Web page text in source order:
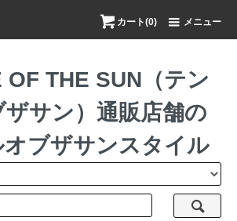
カート(0) メニュー
OF THE SUN（テン
サン）通販店舗の
ブザサンスタイル